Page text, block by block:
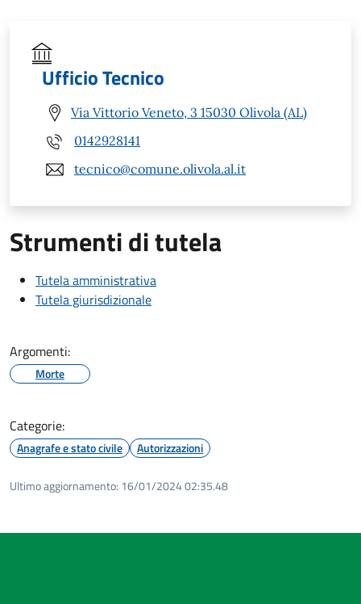
Ufficio Tecnico
Via Vittorio Veneto, 3 15030 Olivola (AL)
0142928141
tecnico@comune.olivola.al.it
Strumenti di tutela
Tutela amministrativa
Tutela giurisdizionale
Argomenti:
Morte
Categorie:
Anagrafe e stato civile Autorizzazioni
Ultimo aggiornamento: 16/01/2024 02:35.48